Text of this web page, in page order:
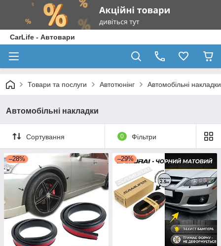
CarLife - Автовари
Товари та послуги Автотюнінг Автомобільні накладки
Автомобільні накладки
Сортування 0 Фільтри
–28% –29%